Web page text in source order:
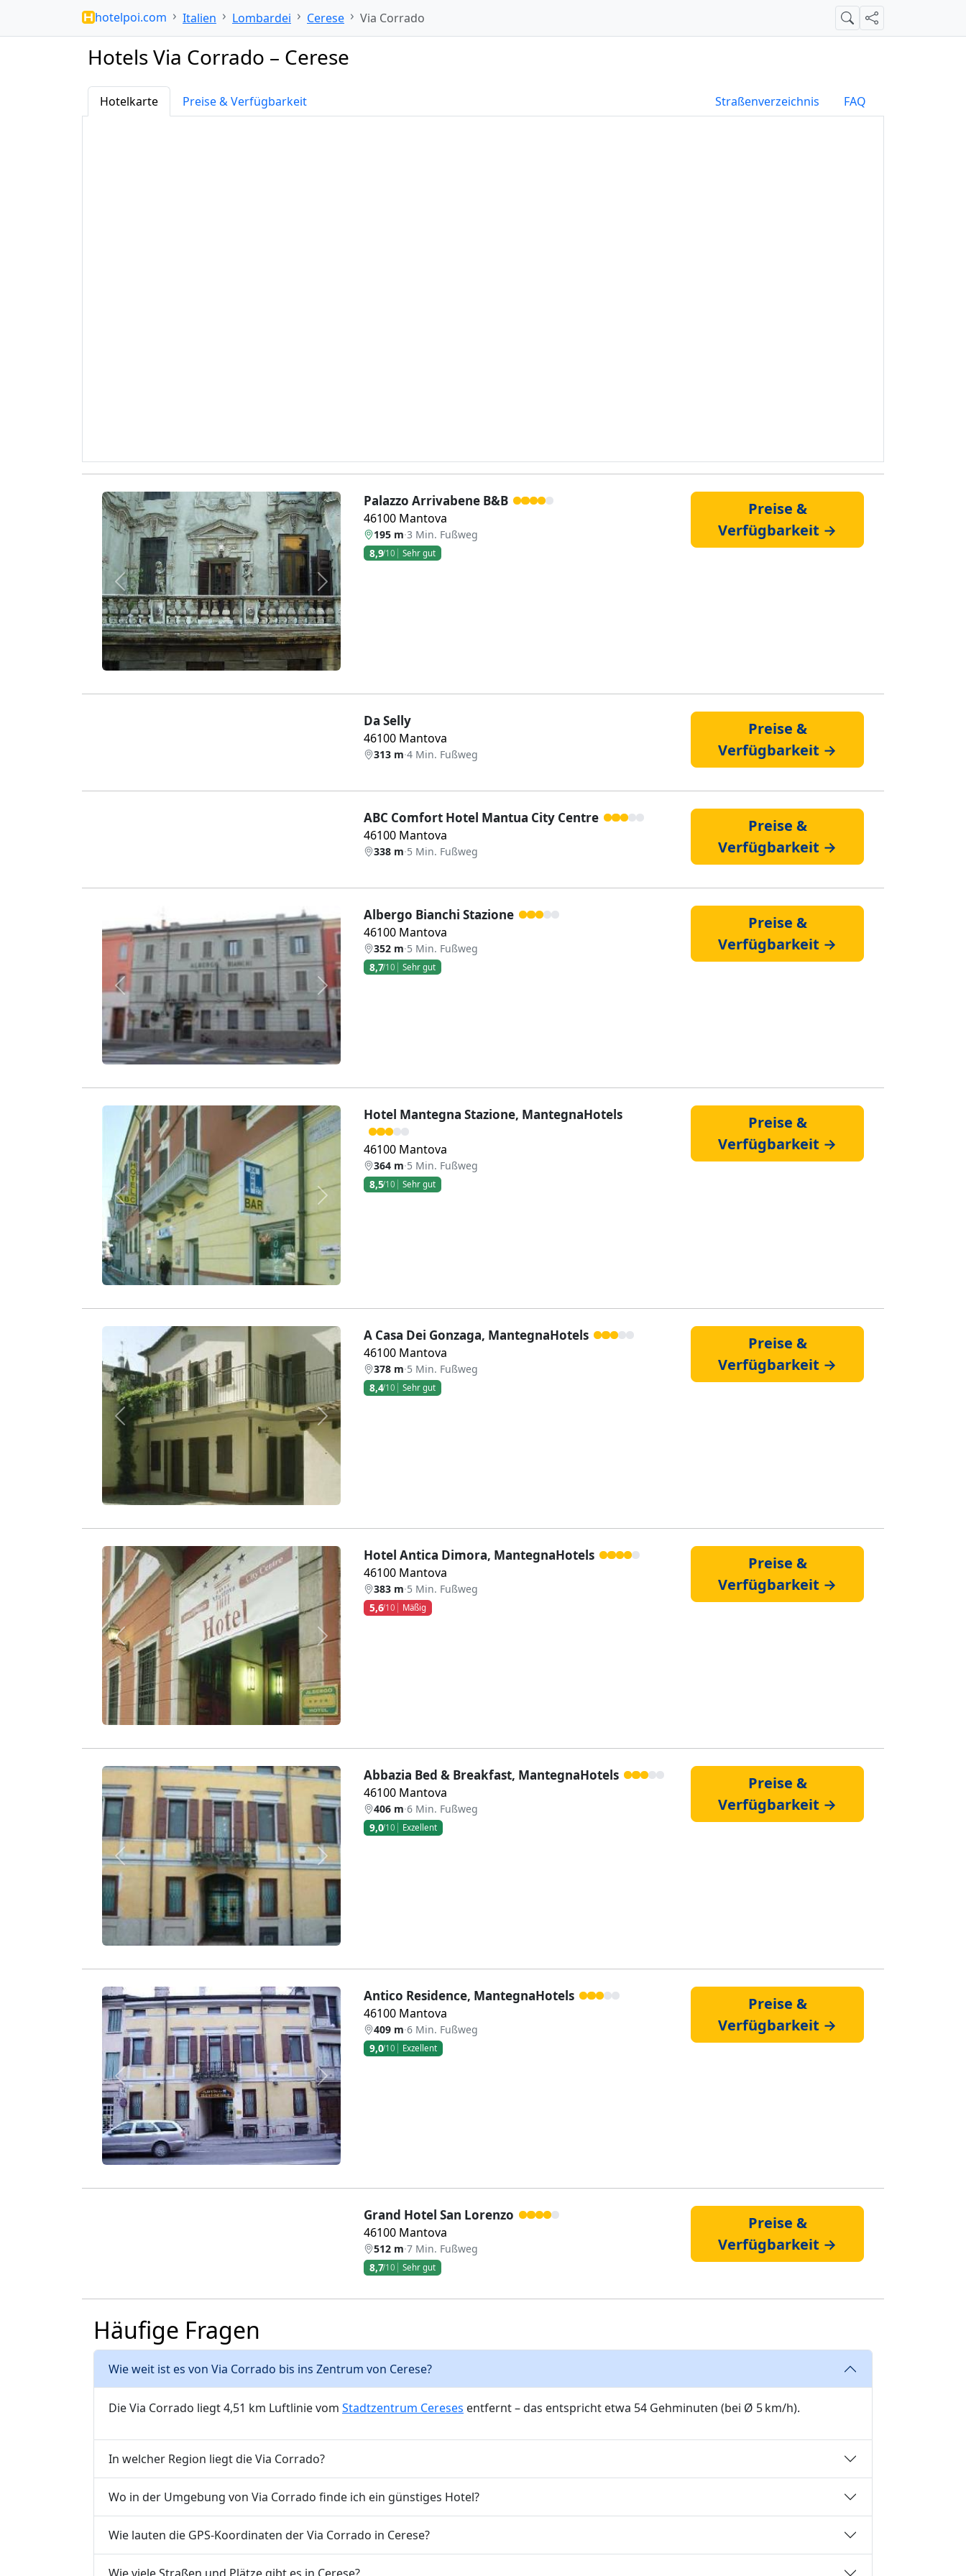
hotelpoi.com Italien Lombardei Cerese Via Corrado SucheTeilen
Hotels Via Corrado – Cerese
Hotelkarte Preise & Verfügbarkeit Straßenverzeichnis FAQ
Zurück Weiter
Palazzo Arrivabene B&B
46100 Mantova
195 m·3 Min. Fußweg
8,9/10 Sehr gut
Preise &
Verfügbarkeit →
Da Selly
46100 Mantova
313 m·4 Min. Fußweg
Preise &
Verfügbarkeit →
ABC Comfort Hotel Mantua City Centre
46100 Mantova
338 m·5 Min. Fußweg
Preise &
Verfügbarkeit →
Zurück Weiter
Albergo Bianchi Stazione
46100 Mantova
352 m·5 Min. Fußweg
8,7/10 Sehr gut
Preise &
Verfügbarkeit →
Zurück Weiter
Hotel Mantegna Stazione, MantegnaHotels
46100 Mantova
364 m·5 Min. Fußweg
8,5/10 Sehr gut
Preise &
Verfügbarkeit →
Zurück Weiter
A Casa Dei Gonzaga, MantegnaHotels
46100 Mantova
378 m·5 Min. Fußweg
8,4/10 Sehr gut
Preise &
Verfügbarkeit →
Zurück Weiter
Hotel Antica Dimora, MantegnaHotels
46100 Mantova
383 m·5 Min. Fußweg
5,6/10 Mäßig
Preise &
Verfügbarkeit →
Zurück Weiter
Abbazia Bed & Breakfast, MantegnaHotels
46100 Mantova
406 m·6 Min. Fußweg
9,0/10 Exzellent
Preise &
Verfügbarkeit →
Zurück Weiter
Antico Residence, MantegnaHotels
46100 Mantova
409 m·6 Min. Fußweg
9,0/10 Exzellent
Preise &
Verfügbarkeit →
Grand Hotel San Lorenzo
46100 Mantova
512 m·7 Min. Fußweg
8,7/10 Sehr gut
Preise &
Verfügbarkeit →
Häufige Fragen
Wie weit ist es von Via Corrado bis ins Zentrum von Cerese?
Die Via Corrado liegt 4,51 km Luftlinie vom Stadtzentrum Cereses entfernt – das entspricht etwa 54 Gehminuten (bei Ø 5 km/h).
In welcher Region liegt die Via Corrado?
Wo in der Umgebung von Via Corrado finde ich ein günstiges Hotel?
Wie lauten die GPS-Koordinaten der Via Corrado in Cerese?